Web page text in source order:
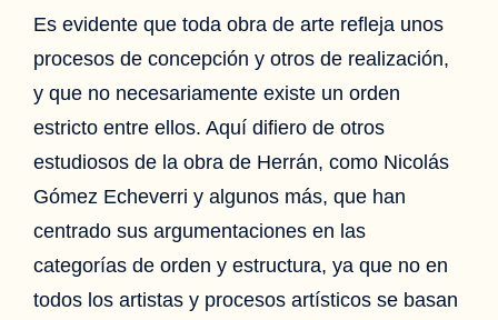
Es evidente que toda obra de arte refleja unos
procesos de concepción y otros de realización,
y que no necesariamente existe un orden
estricto entre ellos. Aquí difiero de otros
estudiosos de la obra de Herrán, como Nicolás
Gómez Echeverri y algunos más, que han
centrado sus argumentaciones en las
categorías de orden y estructura, ya que no en
todos los artistas y procesos artísticos se basan